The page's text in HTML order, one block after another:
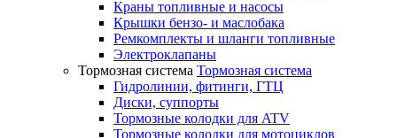
Краны топливные и насосы
Крышки бензо- и маслобака
Ремкомплекты и шланги топливные
Электроклапаны
Тормозная система Тормозная система
Гидролинии, фитинги, ГТЦ
Диски, суппорты
Тормозные колодки для ATV
Тормозные колодки для мотоциклов